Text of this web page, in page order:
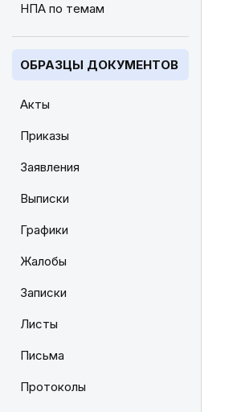
НПА по темам
ОБРАЗЦЫ ДОКУМЕНТОВ
Акты
Приказы
Заявления
Выписки
Графики
Жалобы
Записки
Листы
Письма
Протоколы